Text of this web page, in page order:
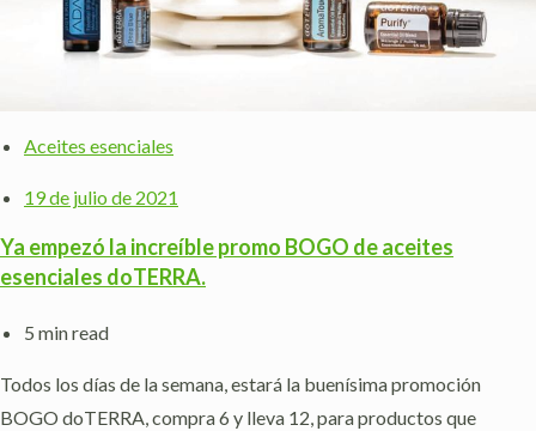
Aceites esenciales
19 de julio de 2021
Ya empezó la increíble promo BOGO de aceites
esenciales doTERRA.
5 min read
Todos los días de la semana, estará la buenísima promoción
BOGO doTERRA, compra 6 y lleva 12, para productos que